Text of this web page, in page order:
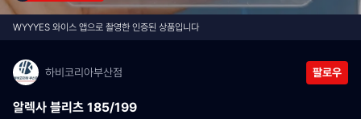
WYYYES 와이스 앱으로 촬영한 인증된 상품입니다
하비코리아부산점 팔로우
알렉사 블리츠 185/199